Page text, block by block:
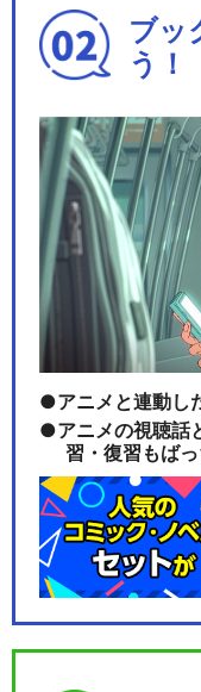
ブッ
う！
アニメと連動し
アニメの視聴話
習・復習もばっ